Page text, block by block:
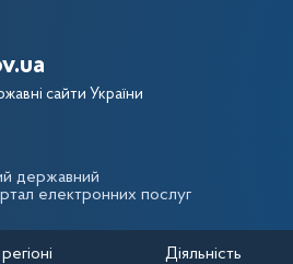
сторінка
сайти України
державний
електронних послуг
Діяльність